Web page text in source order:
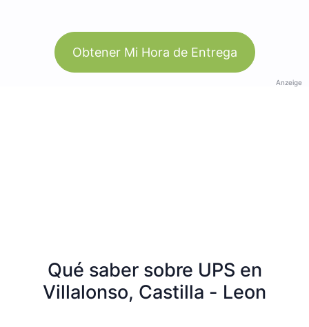
Obtener Mi Hora de Entrega
Anzeige
Qué saber sobre UPS en
Villalonso, Castilla - Leon